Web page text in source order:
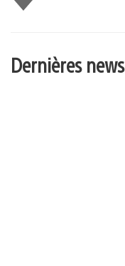
Dernières news